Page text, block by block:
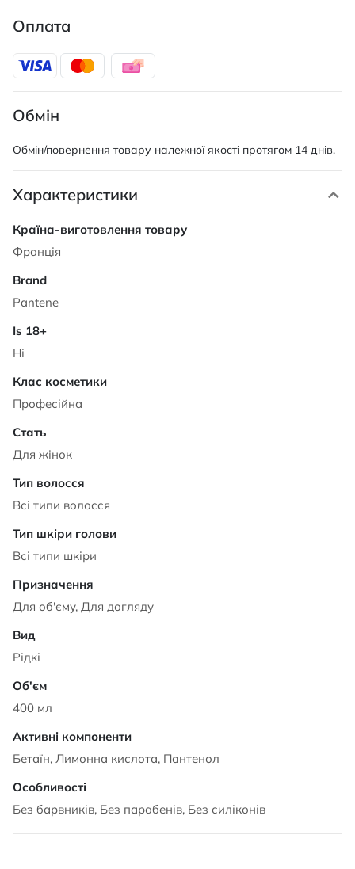
Оплата
Обмін
Обмін/повернення товару належної якості протягом 14 днів.
Характеристики
Характеристики
Франція
Pantene
Ні
Професійна
Для жінок
Всі типи волосся
Всі типи шкіри
Для об'єму, Для догляду
Рідкі
400 мл
Бетаїн, Лимонна кислота, Пантенол
Без барвників, Без парабенів, Без силіконів